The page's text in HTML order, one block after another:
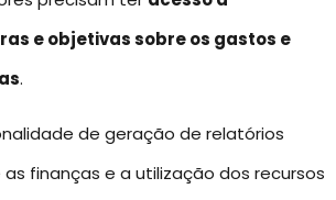
e objetivas sobre os gastos e
.
de geração de relatórios
finanças e a utilização dos recursos